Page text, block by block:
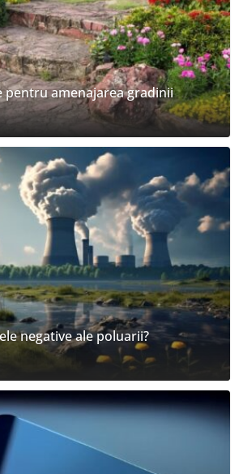
pentru amenajarea gradinii
negative ale poluarii?